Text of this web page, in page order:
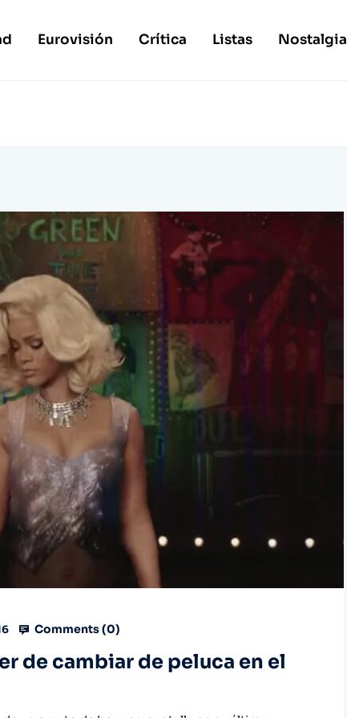
Eurovisión Crítica Listas Nostalgia
Comments (0)
de cambiar de peluca en el